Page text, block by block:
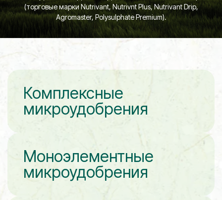
(торговые марки Nutrivant, Nutrivnt Plus, Nutrivant Drip,
Agromaster, Polysulphate Premium).
Комплексные
микроудобрения
Моноэлементные
микроудобрения